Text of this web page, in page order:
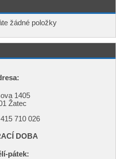
žádné položky
1405
Žatec
415 710 026
DOBA
pátek: